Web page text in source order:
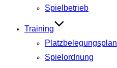
Spielbetrieb
Training
Platzbelegungsplan
Spielordnung